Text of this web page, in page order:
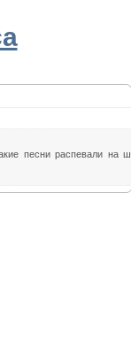
песни распевали на